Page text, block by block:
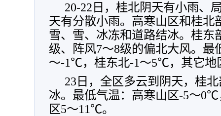
20-22日，桂北阴天有小雨、
天有分散小雨。高寒山区和桂北
雪、雪、冰冻和道路结冰。桂东
级、阵风7～8级的偏北大风。最
～-1℃，桂东北-1～5℃，其它地
23日，全区多云到阴天，桂
冰。最低气温：高寒山区-5～
区5～11℃。